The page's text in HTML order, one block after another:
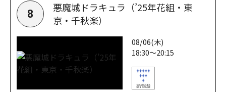
8
悪魔城ドラキュラ（’25年花組・東
京・千秋楽）
08/06(木)
18:30～20:15